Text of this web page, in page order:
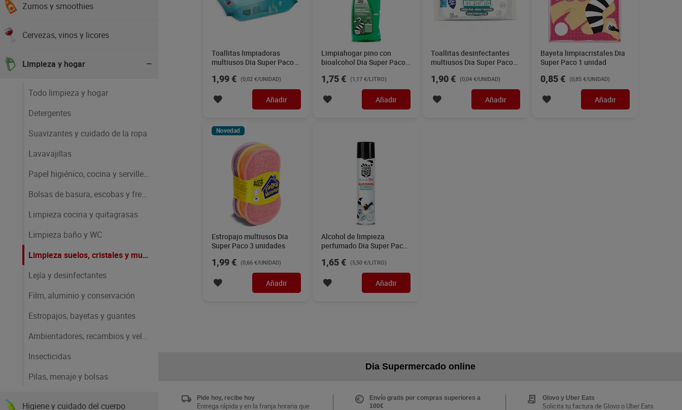
Zumos y smoothies
Cervezas, vinos y licores
Limpieza y hogar
Todo limpieza y hogar
Detergentes
Suavizantes y cuidado de la ropa
Lavavajillas
Papel higiénico, cocina y servilletas
Bolsas de basura, escobas y fregonas
Limpieza cocina y quitagrasas
Limpieza baño y WC
Limpieza suelos, cristales y muebles
Lejía y desinfectantes
Film, aluminio y conservación
Estropajos, bayetas y guantes
Ambientadores, recambios y velas
Insecticidas
Pilas, menaje y bolsas
Higiene y cuidado del cuerpo
Toallitas limpiadoras
multiusos Dia Super Paco
1,99 € (0,02 €/UNIDAD)
Añadir
Limpiahogar pino con
bioalcohol Dia Super Paco
1,75 € (1,17 €/LITRO)
Añadir
Toallitas desinfectantes
multiusos Dia Super Paco
1,90 € (0,04 €/UNIDAD)
Añadir
Bayeta limpiacristales Dia
Super Paco 1 unidad
0,85 € (0,85 €/UNIDAD)
Añadir
Novedad
Estropajo multiusos Dia
Super Paco 3 unidades
1,99 € (0,66 €/UNIDAD)
Añadir
Alcohol de limpieza
perfumado Dia Super Paco
1,65 € (5,50 €/LITRO)
Añadir
Dia Supermercado online
Pide hoy, recibe hoy
Entrega rápida y en la franja horaria que
Envío gratis por compras superiores a
100€
Glovo y Uber Eats
Solicita tu factura de Glovo o Uber Eats